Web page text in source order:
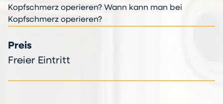
Kopfschmerz operieren? Wann kann man bei
Kopfschmerz operieren?
Preis
Freier Eintritt